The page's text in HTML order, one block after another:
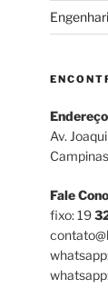
Endereço
Av.
Fale
fixo: 19